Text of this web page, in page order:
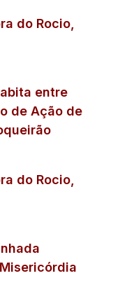
do Rocio,
entre
de Ação de
do Rocio,